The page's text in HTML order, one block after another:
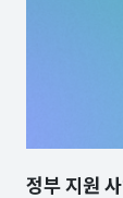
정부 지원